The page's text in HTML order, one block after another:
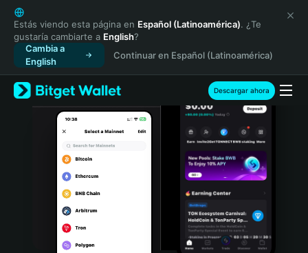
English
日本語
Tiếng Việt
Русский
Español (Latinoamérica)
Türkçe
Italiano
Português (Portugal)
Bahasa Indonesia
Estás viendo esta página en Español (Latinoamérica). ¿Te
gustaría cambiarte a English?
Cambia a
English
Continuar en Español (Latinoamérica)
Descargar ahora